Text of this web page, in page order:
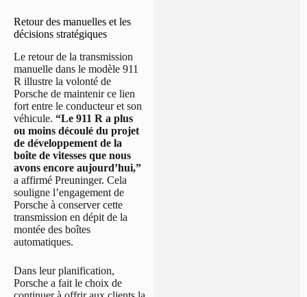
Retour des manuelles et les
décisions stratégiques
Le retour de la transmission
manuelle dans le modèle 911
R illustre la volonté de
Porsche de maintenir ce lien
fort entre le conducteur et son
véhicule. “Le 911 R a plus
ou moins découlé du projet
de développement de la
boîte de vitesses que nous
avons encore aujourd’hui,”
a affirmé Preuninger. Cela
souligne l’engagement de
Porsche à conserver cette
transmission en dépit de la
montée des boîtes
automatiques.
Dans leur planification,
Porsche a fait le choix de